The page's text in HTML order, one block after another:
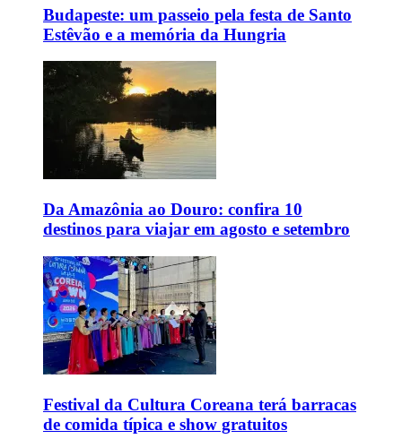
Budapeste: um passeio pela festa de Santo
Estêvão e a memória da Hungria
Da Amazônia ao Douro: confira 10
destinos para viajar em agosto e setembro
Festival da Cultura Coreana terá barracas
de comida típica e show gratuitos